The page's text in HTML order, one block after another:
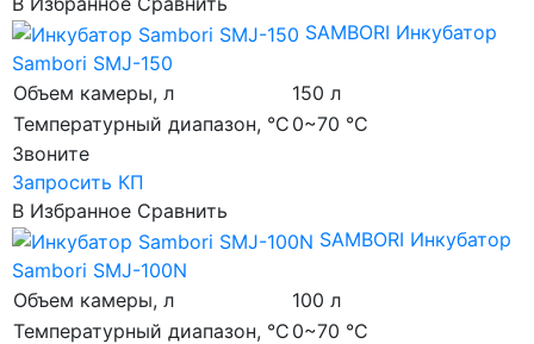
SAMBORI Инкубатор
Sambori SMJ-150
Объем камеры, л
150 л
Температурный диапазон, °C 0~70 °C
Звоните
Запросить КП
В Избранное Сравнить
SAMBORI Инкубатор
Sambori SMJ-100N
Объем камеры, л
100 л
Температурный диапазон, °C 0~70 °C